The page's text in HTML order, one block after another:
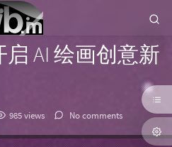
启 AI 绘画创意新
985 views
No comments